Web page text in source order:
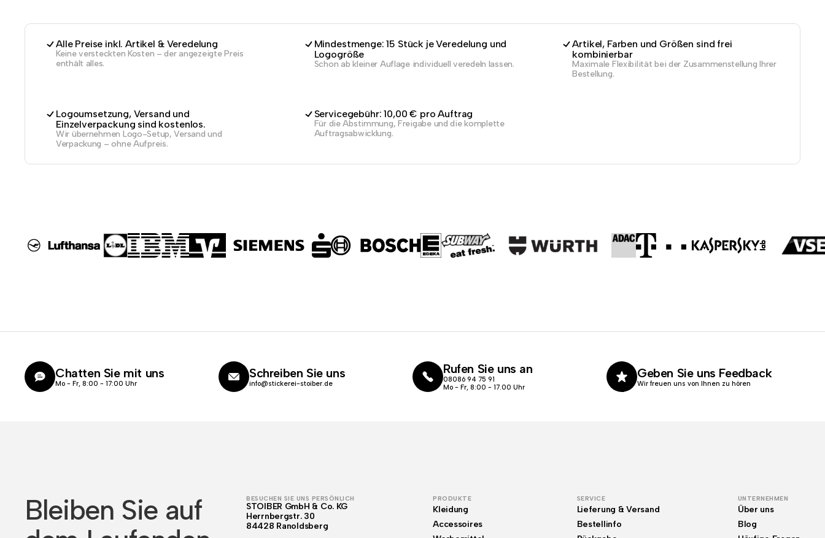
Alle Preise inkl. Artikel & Veredelung
Keine versteckten Kosten – der angezeigte Preis
enthält alles.
Mindestmenge: 15 Stück je Veredelung und
Logogröße
Schon ab kleiner Auflage individuell veredeln lassen.
Artikel, Farben und Größen sind frei
kombinierbar
Maximale Flexibilität bei der Zusammenstellung Ihrer
Bestellung.
Logoumsetzung, Versand und
Einzelverpackung sind kostenlos.
Wir übernehmen Logo-Setup, Versand und
Verpackung – ohne Aufpreis.
Servicegebühr: 10,00 € pro Auftrag
Für die Abstimmung, Freigabe und die komplette
Auftragsabwicklung.
Chatten Sie mit uns
Mo - Fr, 8:00 - 17:00 Uhr
Schreiben Sie uns
info@stickerei-stoiber.de
Rufen Sie uns an
08086 94 75 91
Mo - Fr, 8:00 - 17.00 Uhr
Geben Sie uns Feedback
Wir freuen uns von Ihnen zu hören
Bleiben Sie auf
BESUCHEN SIE UNS PERSÖNLICH
STOIBER GmbH & Co. KG
Herrnbergstr. 30
84428 Ranoldsberg
PRODUKTE
Kleidung
Accessoires
SERVICE
Lieferung & Versand
Bestellinfo
UNTERNEHMEN
Über uns
Blog